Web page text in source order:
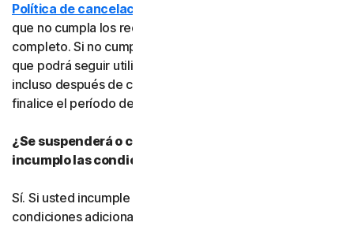
Política de cancelación y reembolso
que no cumpla los requisitos para recibir un reembolso
completo. Si no cumple los requisitos, la buena noticia es
que podrá seguir utilizando el software y los servicios
incluso después de cancelar la suscripción, hasta que
finalice el período de suscripción de pago.
¿Se suspenderá o cancelará mi suscripción si
incumplo las condiciones de este acuerdo?
Sí. Si usted incumple este acuerdo o cualquiera de las
condiciones adicionales que resulten aplicables,